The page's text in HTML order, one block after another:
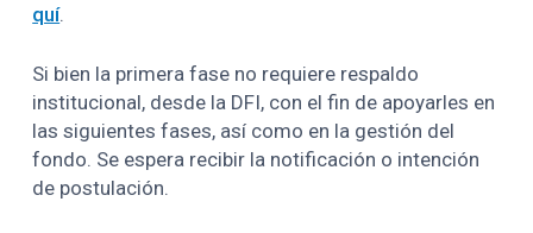
quí.
Si bien la primera fase no requiere respaldo
institucional, desde la DFI, con el fin de apoyarles en
las siguientes fases, así como en la gestión del
fondo. Se espera recibir la notificación o intención
de postulación.